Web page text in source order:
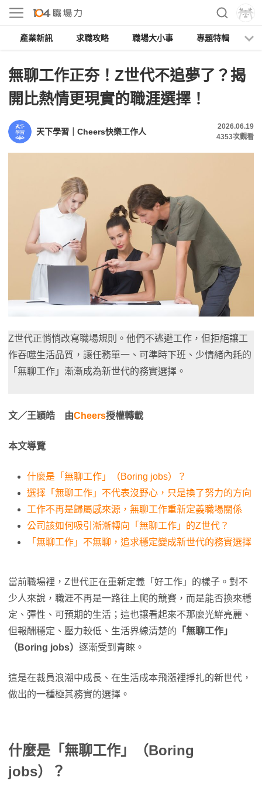
產業新訊 求職攻略 職場大小事 專題特輯
無聊工作正夯！Z世代不追夢了？揭
開比熱情更現實的職涯選擇！
天下學習｜Cheers快樂工作人
2026.06.19
4353次觀看
Z世代正悄悄改寫職場規則。他們不逃避工作，但拒絕讓工
作吞噬生活品質，讓任務單一、可準時下班、少情緒內耗的
「無聊工作」漸漸成為新世代的務實選擇。
文／王穎皓 由Cheers授權轉載
本文導覽
什麼是「無聊工作」（Boring jobs）？
選擇「無聊工作」不代表沒野心，只是換了努力的方向
工作不再是歸屬感來源，無聊工作重新定義職場關係
公司該如何吸引漸漸轉向「無聊工作」的Z世代？
「無聊工作」不無聊，追求穩定變成新世代的務實選擇
當前職場裡，Z世代正在重新定義「好工作」的樣子。對不
少人來說，職涯不再是一路往上爬的競賽，而是能否換來穩
定、彈性、可預期的生活；這也讓看起來不那麼光鮮亮麗、
但報酬穩定、壓力較低、生活界線清楚的 「無聊工作」
（Boring jobs） 逐漸受到青睞。
這是在裁員浪潮中成長、在生活成本飛漲裡掙扎的新世代，
做出的一種極其務實的選擇。
什麼是「無聊工作」（Boring
jobs）？